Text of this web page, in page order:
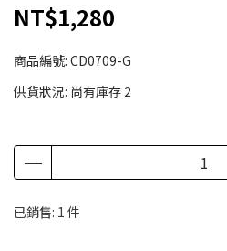
NT$1,280
商品編號: CD0709-G
供貨狀況: 尚有庫存 2
已銷售: 1 件